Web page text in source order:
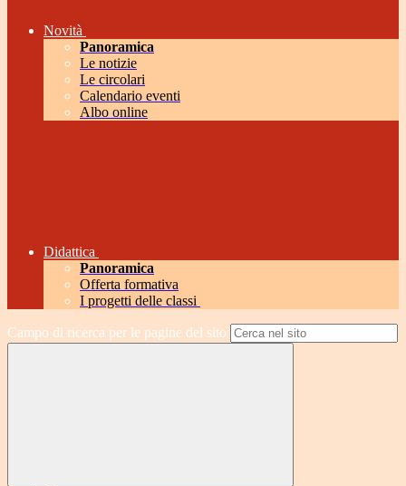
Novità
Panoramica
Le notizie
Le circolari
Calendario eventi
Albo online
Didattica
Panoramica
Offerta formativa
I progetti delle classi
Campo di ricerca per le pagine del sito